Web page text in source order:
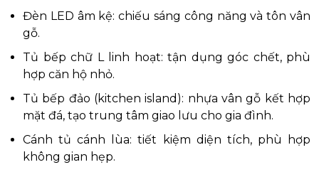
Đèn LED âm kệ: chiếu sáng công năng và tôn vân
gỗ.
Tủ bếp chữ L linh hoạt: tận dụng góc chết, phù
hợp căn hộ nhỏ.
Tủ bếp đảo (kitchen island): nhựa vân gỗ kết hợp
mặt đá, tạo trung tâm giao lưu cho gia đình.
Cánh tủ cánh lùa: tiết kiệm diện tích, phù hợp
không gian hẹp.